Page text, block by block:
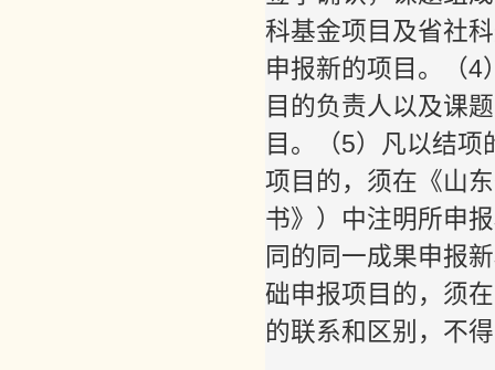
科基金项目及省社
申报新的项目。（4
目的负责人以及课
目。（5）凡以结
项目的，须在《山
书》）中注明所申
同的同一成果申报
础申报项目的，须
的联系和区别，不